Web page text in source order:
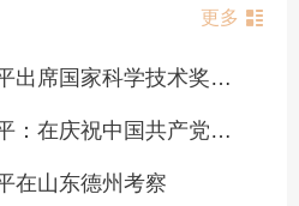
更多
【高层动态】习近平出席国家科学技术奖励大会两院院士大会中国科协第十一次全国代表大会并发表重要讲话
【高层动态】习近平：在庆祝中国共产党成立105周年大会上的讲话
在山东德州考察